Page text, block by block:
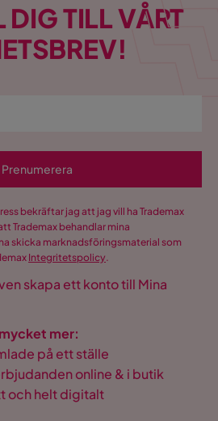
TILL VÅRT
Prenumerera
bekräftar jag att jag vill ha Trademax
Trademax behandlar mina
skicka marknadsföringsmaterial som
Integritetspolicy.
skapa ett konto till Mina
mer:
på ett ställe
online & i butik
och helt digitalt